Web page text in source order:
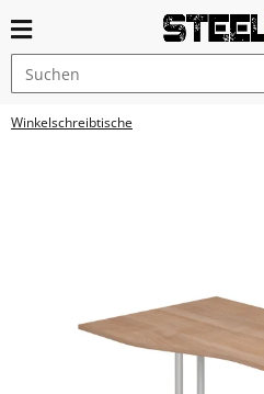
Winkelschreibtische